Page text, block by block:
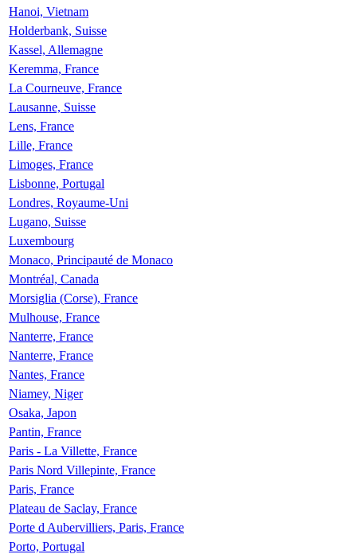
Hanoi, Vietnam
Holderbank, Suisse
Kassel, Allemagne
Keremma, France
La Courneuve, France
Lausanne, Suisse
Lens, France
Lille, France
Limoges, France
Lisbonne, Portugal
Londres, Royaume-Uni
Lugano, Suisse
Luxembourg
Monaco, Principauté de Monaco
Montréal, Canada
Morsiglia (Corse), France
Mulhouse, France
Nanterre, France
Nanterre, France
Nantes, France
Niamey, Niger
Osaka, Japon
Pantin, France
Paris - La Villette, France
Paris Nord Villepinte, France
Paris, France
Plateau de Saclay, France
Porte d Aubervilliers, Paris, France
Porto, Portugal